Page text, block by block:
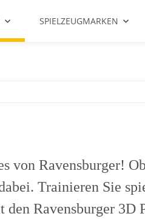
SPIELZEUGMARKEN
von Ravensburger!
Trainieren Sie
Ravensburger 3D